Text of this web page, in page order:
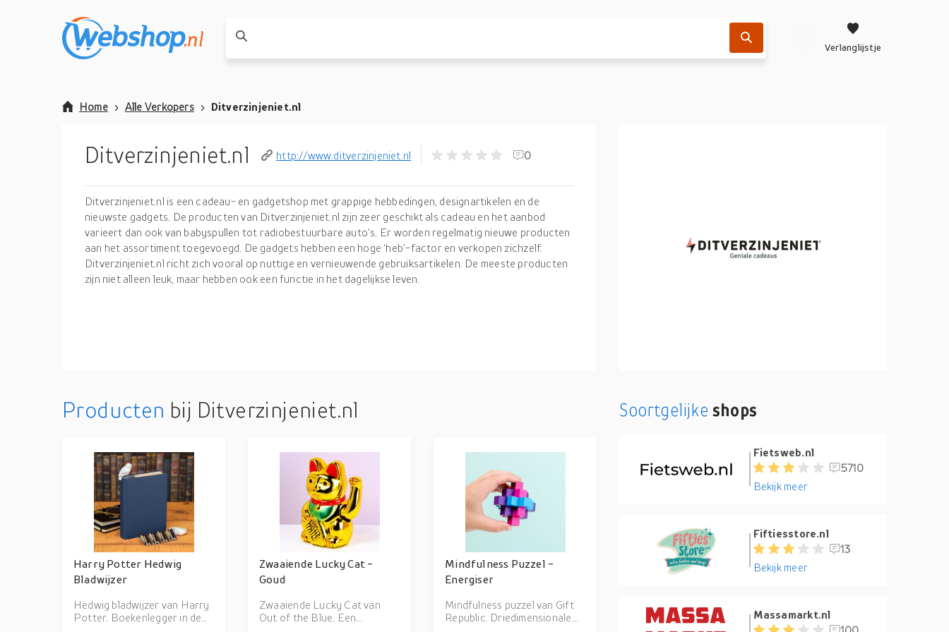
Verlanglijstje
Home Alle Verkopers Ditverzinjeniet.nl
Ditverzinjeniet.nl http://www.ditverzinjeniet.nl 0
Ditverzinjeniet.nl is een cadeau- en gadgetshop met grappige hebbedingen, designartikelen en de
nieuwste gadgets. De producten van Ditverzinjeniet.nl zijn zeer geschikt als cadeau en het aanbod
varieert dan ook van babyspullen tot radiobestuurbare auto’s. Er worden regelmatig nieuwe producten
aan het assortiment toegevoegd. De gadgets hebben een hoge ‘heb’-factor en verkopen zichzelf.
Ditverzinjeniet.nl richt zich vooral op nuttige en vernieuwende gebruiksartikelen. De meeste producten
zijn niet alleen leuk, maar hebben ook een functie in het dagelijkse leven.
Producten bij Ditverzinjeniet.nl
Harry Potter Hedwig
Bladwijzer
Hedwig bladwijzer van Harry
Potter. Boekenlegger in de
Zwaaiende Lucky Cat -
Goud
Zwaaiende Lucky Cat van
Out of the Blue. Een
Mindfulness Puzzel -
Energiser
Mindfulness puzzel van Gift
Republic. Driedimensionale
Soortgelijke shops
Fietsweb.nl
5710
Bekijk meer
Fiftiesstore.nl
13
Bekijk meer
Massamarkt.nl